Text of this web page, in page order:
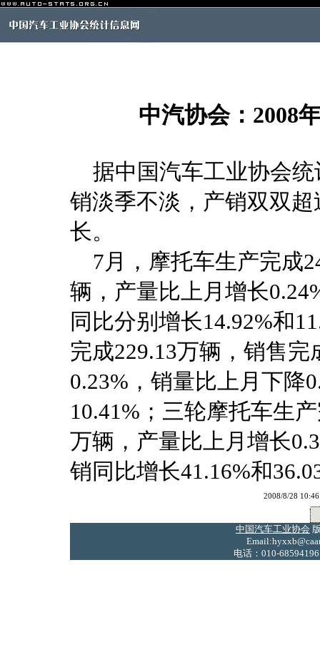
中汽协会：2008
据中国汽车工业协会统
销淡季不淡，产销双双
长。
7月，摩托车生产完成
辆，产量比上月增长
同比分别增长14.92%和
完成229.13万辆，销售
0.23%，销量比上月下降
10.41%；三轮摩托车生
万辆，产量比上月增长
销同比增长41.16%和
2008/8/28
中国汽车工业协会
电话：010-